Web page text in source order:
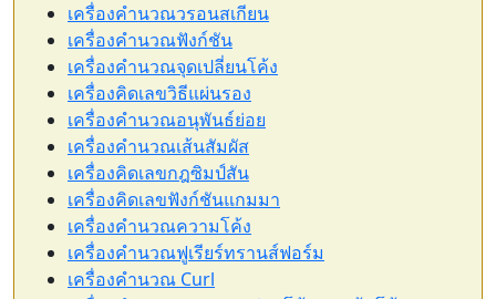
เครื่องคำนวณวรอนสเกียน
เครื่องคำนวณฟังก์ชัน
เครื่องคำนวณจุดเปลี่ยนโค้ง
เครื่องคิดเลขวิธีแผ่นรอง
เครื่องคำนวณอนุพันธ์ย่อย
เครื่องคำนวณเส้นสัมผัส
เครื่องคิดเลขกฎซิมป์สัน
เครื่องคิดเลขฟังก์ชันแกมมา
เครื่องคำนวณความโค้ง
เครื่องคำนวณฟูเรียร์ทรานส์ฟอร์ม
เครื่องคำนวณ Curl